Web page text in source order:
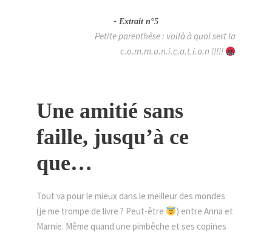
Extrait n°5
Petite parenthèse : voilà à quoi sert la
c.o.m.m.u.n.i.c.a.t.i.o.n !!!!!
Une amitié sans
faille, jusqu’à ce
que…
Tout va pour le mieux dans le meilleur des mondes
(je me trompe de livre ? Peut-être
) entre Anna et
Marnie. Même quand une pimbêche et ses copines